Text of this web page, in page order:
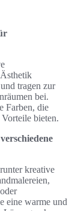
tragen zur
bei.
Farben, die
bieten.
kreative
eine warme und